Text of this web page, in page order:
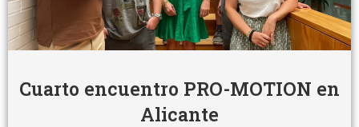
Cuarto encuentro PRO-MOTION en
Alicante